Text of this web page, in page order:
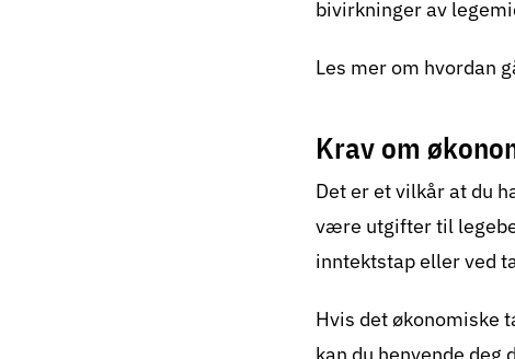
bivirkninger av
Les mer om hvordan
Krav om
Det er et vilkår at du
være utgifter til
inntektstap eller ved
Hvis det økonomiske